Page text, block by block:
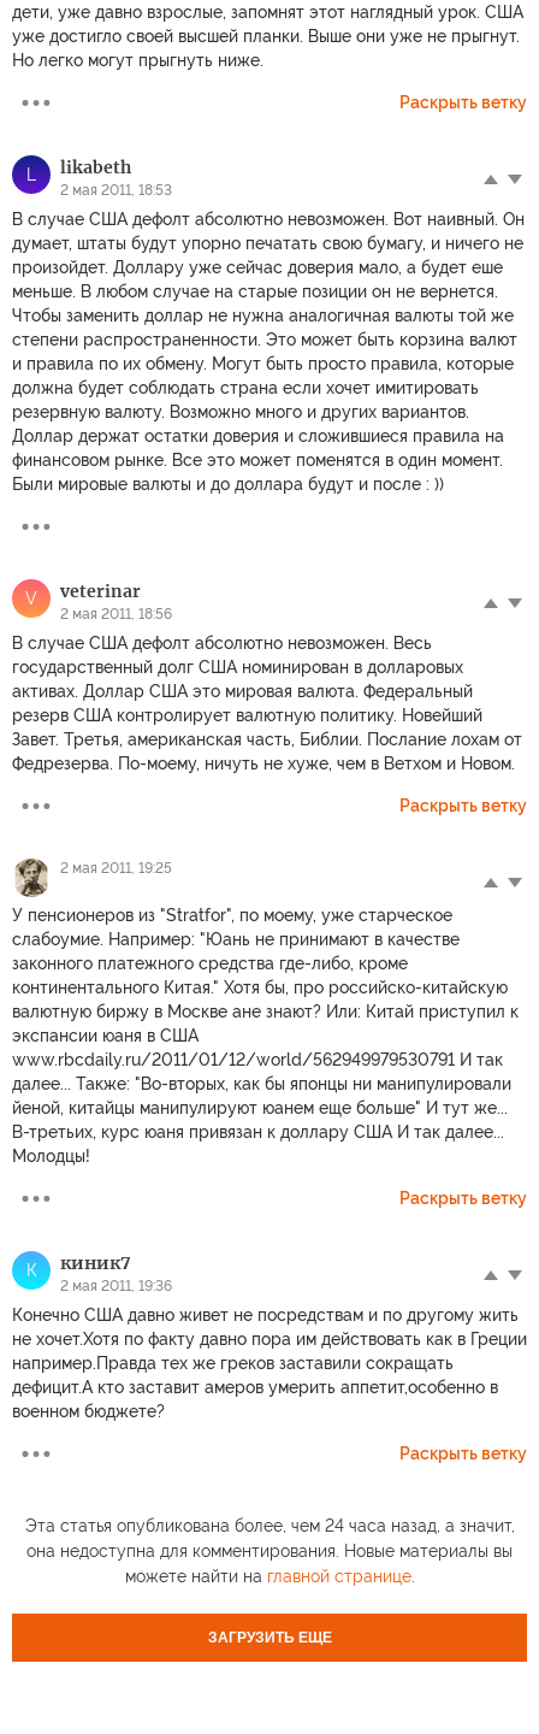
дети, уже давно взрослые, запомнят этот наглядный урок. США
уже достигло своей высшей планки. Выше они уже не прыгнут.
Но легко могут прыгнуть ниже.
Раскрыть ветку
L likabeth
2 мая 2011, 18:53
В случае США дефолт абсолютно невозможен. Вот наивный. Он
думает, штаты будут упорно печатать свою бумагу, и ничего не
произойдет. Доллару уже сейчас доверия мало, а будет еше
меньше. В любом случае на старые позиции он не вернется.
Чтобы заменить доллар не нужна аналогичная валюты той же
степени распространенности. Это может быть корзина валют
и правила по их обмену. Могут быть просто правила, которые
должна будет соблюдать страна если хочет имитировать
резервную валюту. Возможно много и других вариантов.
Доллар держат остатки доверия и сложившиеся правила на
финансовом рынке. Все это может поменятся в один момент.
Были мировые валюты и до доллара будут и после : ))
V veterinar
2 мая 2011, 18:56
В случае США дефолт абсолютно невозможен. Весь
государственный долг США номинирован в долларовых
активах. Доллар США это мировая валюта. Федеральный
резерв США контролирует валютную политику. Новейший
Завет. Третья, американская часть, Библии. Послание лохам от
Федрезерва. По-моему, ничуть не хуже, чем в Ветхом и Новом.
Раскрыть ветку
2 мая 2011, 19:25
У пенсионеров из "Stratfor", по моему, уже старческое
слабоумие. Например: "Юань не принимают в качестве
законного платежного средства где-либо, кроме
континентального Китая." Хотя бы, про российско-китайскую
валютную биржу в Москве ане знают? Или: Китай приступил к
экспансии юаня в США
www.rbcdaily.ru/2011/01/12/world/562949979530791 И так
далее... Также: "Во-вторых, как бы японцы ни манипулировали
йеной, китайцы манипулируют юанем еще больше" И тут же...
В-третьих, курс юаня привязан к доллару США И так далее...
Молодцы!
Раскрыть ветку
К киник7
2 мая 2011, 19:36
Конечно США давно живет не посредствам и по другому жить
не хочет.Хотя по факту давно пора им действовать как в Греции
например.Правда тех же греков заставили сокращать
дефицит.А кто заставит амеров умерить аппетит,особенно в
военном бюджете?
Раскрыть ветку
Эта статья опубликована более, чем 24 часа назад, а значит,
она недоступна для комментирования. Новые материалы вы
можете найти на главной странице.
ЗАГРУЗИТЬ ЕЩЕ